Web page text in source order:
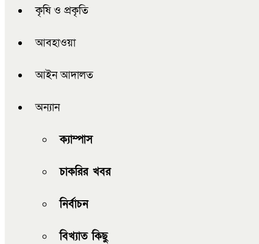
কৃষি ও প্রকৃতি
আবহাওয়া
আইন আদালত
অন্যান
ক্যাম্পাস
চাকরির খবর
নির্বাচন
বিখ্যাত কিছু